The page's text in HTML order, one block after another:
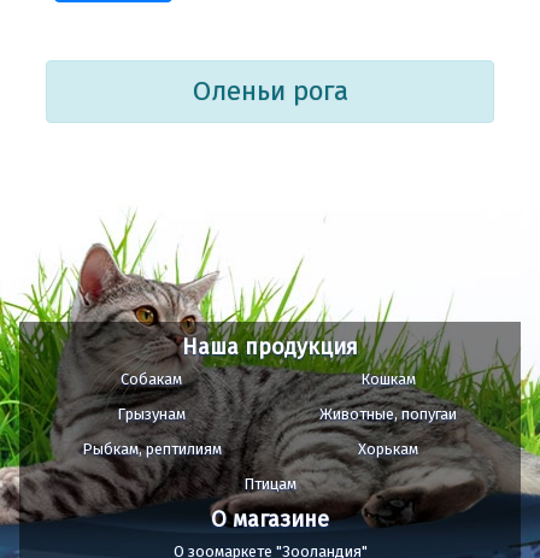
Оленьи рога
Наша продукция
Собакам
Кошкам
Грызунам
Животные, попугаи
Рыбкам, рептилиям
Хорькам
Птицам
О магазине
О зоомаркете "Зооландия"